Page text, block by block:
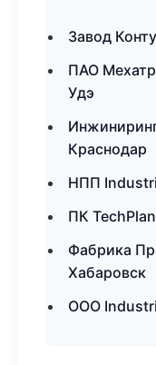
Завод
ПАО
Удэ
Краснодар
НПП
ПК
Фабрика
Хабаровск
ООО